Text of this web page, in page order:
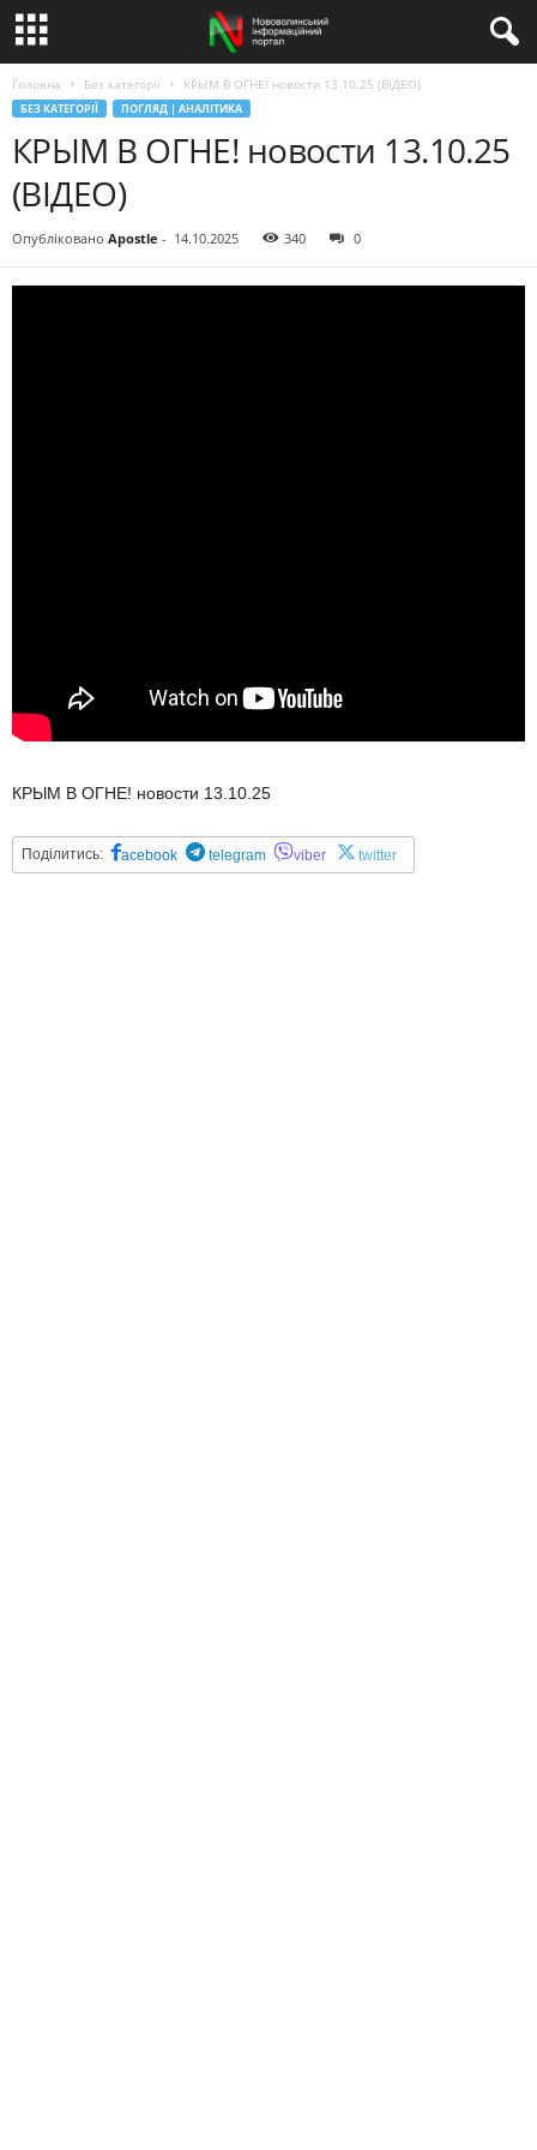
Головна Без категорії КРЫМ В ОГНЕ! новости 13.10.25 (ВІДЕО)
БЕЗ КАТЕГОРІЇ ПОГЛЯД | АНАЛІТИКА
КРЫМ В ОГНЕ! новости 13.10.25
(ВІДЕО)
Опубліковано Apostle - 14.10.2025 340 0
КРЫМ В ОГНЕ! новости 13.10.25
Поділитись: acebook telegram viber twitter